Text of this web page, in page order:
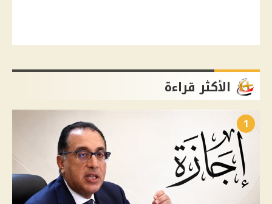
الأكثر قراءة
1